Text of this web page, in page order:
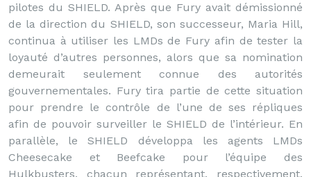
pilotes du SHIELD. Après que Fury avait démissionné
de la direction du SHIELD, son successeur, Maria Hill,
continua à utiliser les LMDs de Fury afin de tester la
loyauté d’autres personnes, alors que sa nomination
demeurait seulement connue des autorités
gouvernementales. Fury tira partie de cette situation
pour prendre le contrôle de l’une de ses répliques
afin de pouvoir surveiller le SHIELD de l’intérieur. En
parallèle, le SHIELD développa les agents LMDs
Cheesecake et Beefcake pour l’équipe des
Hulkbusters, chacun représentant, respectivement,